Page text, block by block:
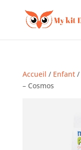
Accueil / Enfant/
– Cosmos